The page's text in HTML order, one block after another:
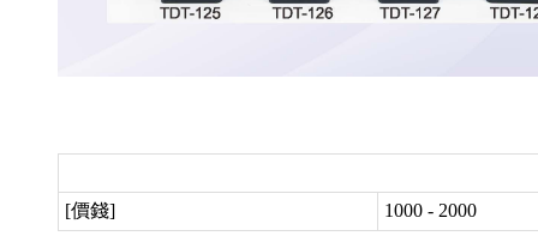
[價錢] 1000 - 2000